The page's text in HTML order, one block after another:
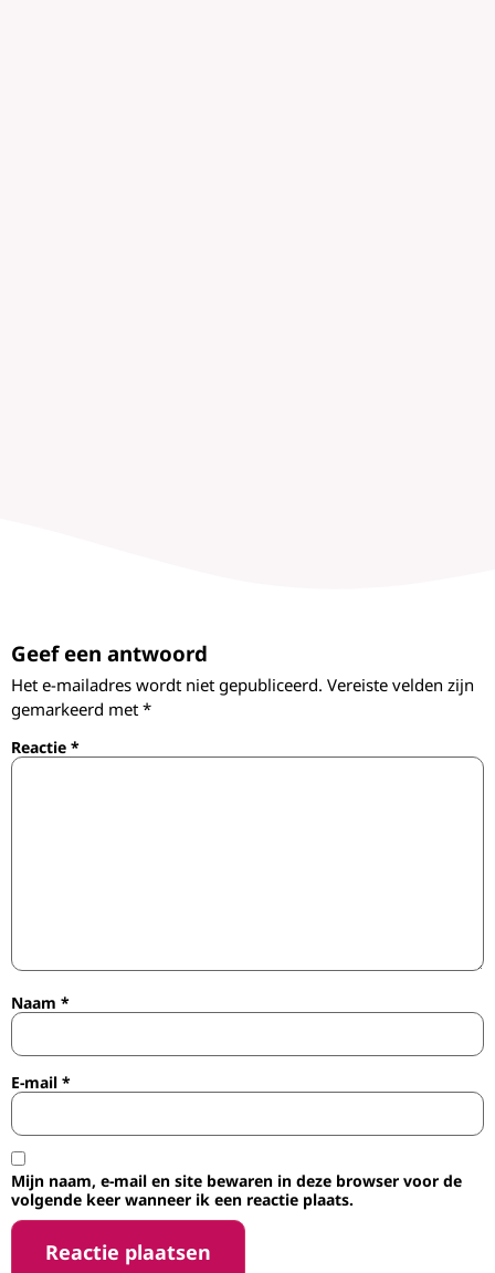
Geef een antwoord
Het e-mailadres wordt niet gepubliceerd. Vereiste velden zijn
gemarkeerd met *
Reactie *
Naam *
E-mail *
Mijn naam, e-mail en site bewaren in deze browser voor de
volgende keer wanneer ik een reactie plaats.